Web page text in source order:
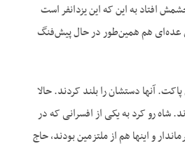
افتاد به این که این یزدانفر است
عده‌ای هم همین‌طور در حال پیش‌فنگ
آنها دستشان را بلند کردند. حالا
شاه رو کرد به یکی از افسرانی که در
و اینها هم از ملتزمین بودند، حاج